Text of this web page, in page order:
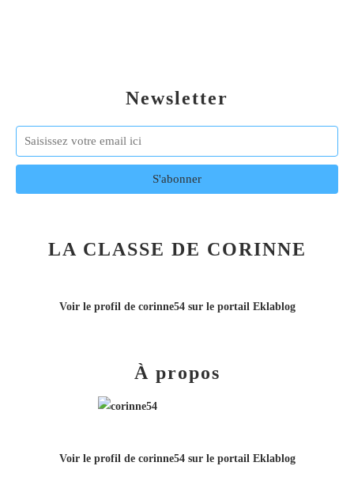
Newsletter
LA CLASSE DE CORINNE
Voir le profil de corinne54sur le portail Eklablog
À propos
Voir le profil de corinne54sur le portail Eklablog